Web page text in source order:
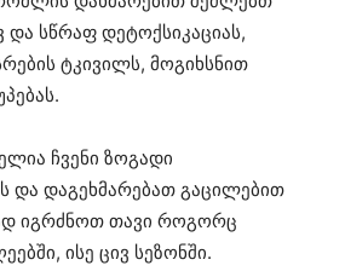
და სწრაფ დეტოქსიკაციას,
ტკივილს, მოგიხსნით
ჩვენი ზოგადი
და დაგეხმარებათ გაცილებით
იგრძნოთ თავი როგორც
ისე ცივ სეზონში.